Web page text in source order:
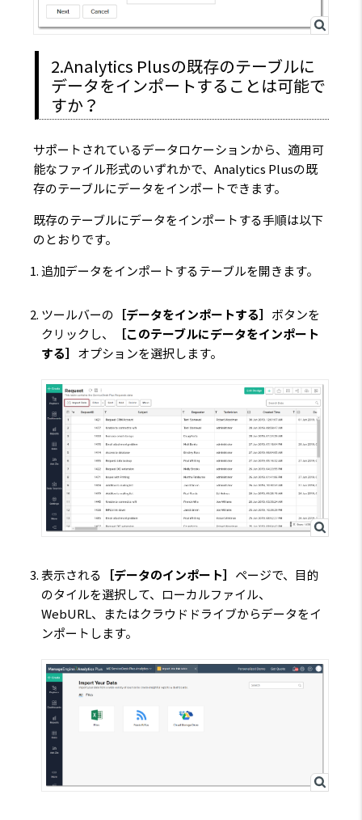
2.Analytics Plusの既存のテーブルに
データをインポートすることは可能で
すか？
サポートされているデータロケーションから、適用可
能なファイル形式のいずれかで、Analytics Plusの既
存のテーブルにデータをインポートできます。
既存のテーブルにデータをインポートする手順は以下
のとおりです。
追加データをインポートするテーブルを開きます。
ツールバーの ［データをインポートする］ ボタンを
クリックし、
［このテーブルにデータをインポート
する］ オプションを選択します。
表示される ［データのインポート］ ページで、目的
のタイルを選択して、ローカルファイル、
WebURL、またはクラウドドライブからデータをイ
ンポートします。